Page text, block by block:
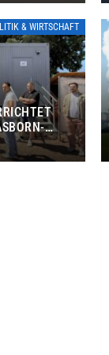
& WIRTSCHAFT
8,5 BIS 9